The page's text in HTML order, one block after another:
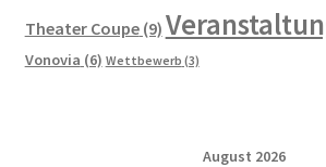
Führungen durch die Künstlerkolonie
Theater Coupe(9)
Vonovia (6) Wettbewerb (3)
August 2026